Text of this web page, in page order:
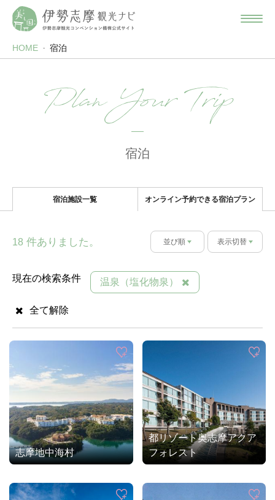
HOME 宿泊
Plan Your Trip
宿泊
宿泊施設一覧 オンライン予約できる宿泊プラン
18 件ありました。 並び順 表示切替
現在の検索条件 温泉（塩化物泉）
全て解除
志摩地中海村
都リゾート奥志摩アクア
フォレスト